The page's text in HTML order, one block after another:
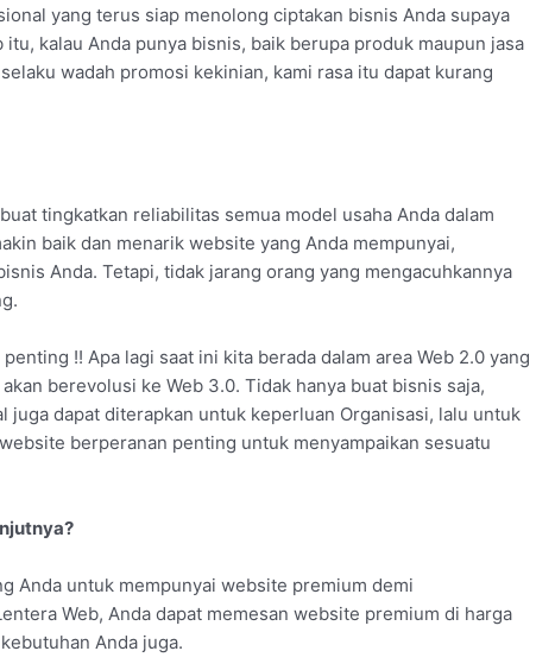
yang terus siap menolong ciptakan bisnis Anda supaya
kalau Anda punya bisnis, baik berupa produk maupun jasa
wadah promosi kekinian, kami rasa itu dapat kurang
tingkatkan reliabilitas semua model usaha Anda dalam
baik dan menarik website yang Anda mempunyai,
Anda. Tetapi, tidak jarang orang yang mengacuhkannya
!! Apa lagi saat ini kita berada dalam area Web 2.0 yang
berevolusi ke Web 3.0. Tidak hanya buat bisnis saja,
juga dapat diterapkan untuk keperluan Organisasi, lalu untuk
berperanan penting untuk menyampaikan sesuatu
Anda untuk mempunyai website premium demi
Web, Anda dapat memesan website premium di harga
Anda juga.